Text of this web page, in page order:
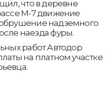
что в деревне
М-7 движение
надземного
наезда фуры.
работ Автодор
на платном участке